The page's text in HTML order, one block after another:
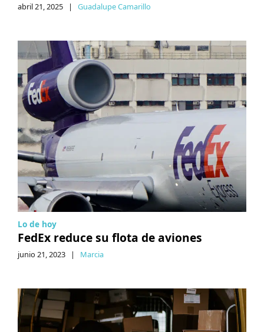
abril 21, 2025 | Guadalupe Camarillo
Lo de hoy
FedEx reduce su flota de aviones
junio 21, 2023 | Marcia